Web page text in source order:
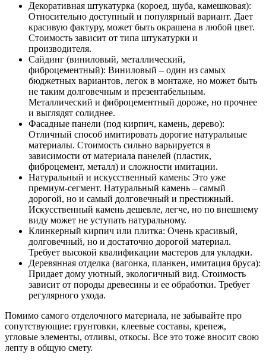
Декоративная штукатурка (короед, шуба, камешковая):
Относительно доступный и популярный вариант. Дает
красивую фактуру, может быть окрашена в любой цвет.
Стоимость зависит от типа штукатурки и
производителя.
Сайдинг (виниловый, металлический,
фиброцементный): Виниловый – один из самых
бюджетных вариантов, легок в монтаже, но может быть
не таким долговечным и презентабельным.
Металлический и фиброцементный дороже, но прочнее
и выглядят солиднее.
Фасадные панели (под кирпич, камень, дерево):
Отличный способ имитировать дорогие натуральные
материалы. Стоимость сильно варьируется в
зависимости от материала панелей (пластик,
фиброцемент, металл) и сложности имитации.
Натуральный и искусственный камень: Это уже
премиум-сегмент. Натуральный камень – самый
дорогой, но и самый долговечный и престижный.
Искусственный камень дешевле, легче, но по внешнему
виду может не уступать натуральному.
Клинкерный кирпич или плитка: Очень красивый,
долговечный, но и достаточно дорогой материал.
Требует высокой квалификации мастеров для укладки.
Деревянная отделка (вагонка, планкен, имитация бруса):
Придает дому уютный, экологичный вид. Стоимость
зависит от породы древесины и ее обработки. Требует
регулярного ухода.
Помимо самого отделочного материала, не забывайте про
сопутствующие: грунтовки, клеевые составы, крепеж,
угловые элементы, отливы, откосы. Все это тоже вносит свою
лепту в общую смету.